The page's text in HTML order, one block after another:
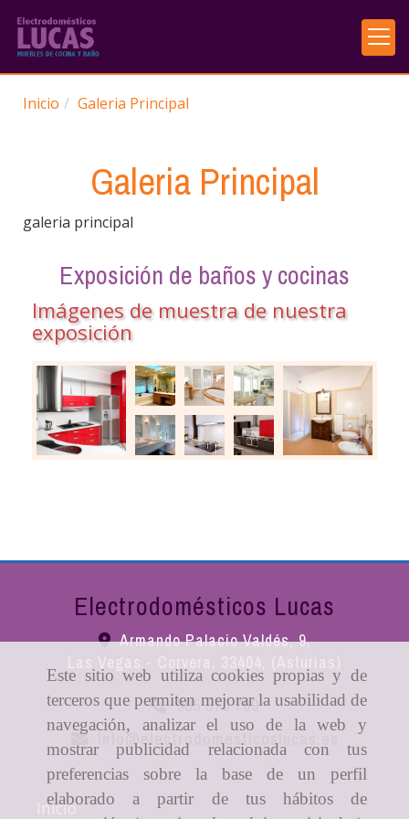
Este sitio web utiliza cookies propias y de
terceros que permiten mejorar la usabilidad de
navegación, analizar el uso de la web y
mostrar publicidad relacionada con tus
preferencias sobre la base de un perfil
elaborado a partir de tus hábitos de
Inicio Galeria Principal
Galeria Principal
galeria principal
Exposición de baños y cocinas
Imágenes de muestra de nuestra
exposición
Electrodomésticos Lucas
Armando Palacio Valdés, 9,
Las Vegas - Corvera, 33404, (Asturias)
985 570 709
electrodomesticoslucas.es
Inicio